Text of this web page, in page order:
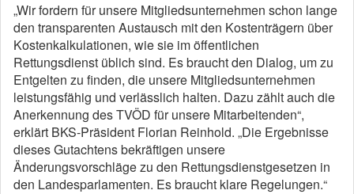
„Wir fordern für unsere Mitgliedsunternehmen schon lange
den transparenten Austausch mit den Kostenträgern über
Kostenkalkulationen, wie sie im öffentlichen
Rettungsdienst üblich sind. Es braucht den Dialog, um zu
Entgelten zu finden, die unsere Mitgliedsunternehmen
leistungsfähig und verlässlich halten. Dazu zählt auch die
Anerkennung des TVÖD für unsere Mitarbeitenden“,
erklärt BKS-Präsident Florian Reinhold. „Die Ergebnisse
dieses Gutachtens bekräftigen unsere
Änderungsvorschläge zu den Rettungsdienstgesetzen in
den Landesparlamenten. Es braucht klare Regelungen.“